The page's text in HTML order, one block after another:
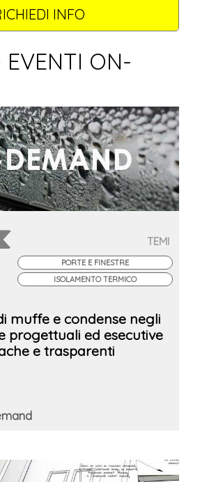
INFO
EVENTI ON-
TEMI
PORTE E FINESTRE
ISOLAMENTO TERMICO
muffe e condense negli
progettuali ed esecutive
e trasparenti